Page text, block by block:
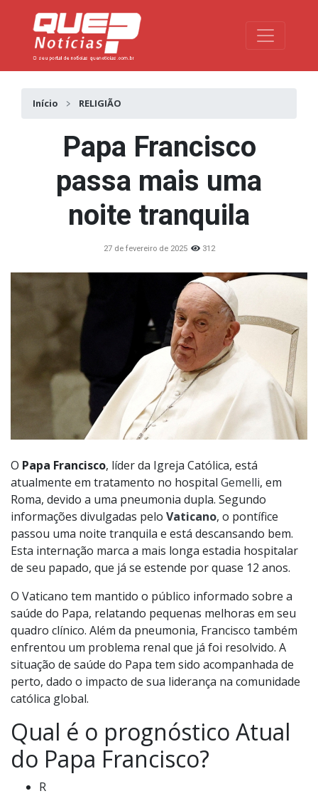
Toggle
Início RELIGIÃO
Papa Francisco
passa mais uma
noite tranquila
27 de fevereiro de 2025 312
O Papa Francisco, líder da Igreja Católica, está
atualmente em tratamento no hospital Gemelli, em
Roma, devido a uma pneumonia dupla. Segundo
informações divulgadas pelo Vaticano, o pontífice
passou uma noite tranquila e está descansando bem.
Esta internação marca a mais longa estadia hospitalar
de seu papado, que já se estende por quase 12 anos.
O Vaticano tem mantido o público informado sobre a
saúde do Papa, relatando pequenas melhoras em seu
quadro clínico. Além da pneumonia, Francisco também
enfrentou um problema renal que já foi resolvido. A
situação de saúde do Papa tem sido acompanhada de
perto, dado o impacto de sua liderança na comunidade
católica global.
Qual é o prognóstico Atual
do Papa Francisco?
R